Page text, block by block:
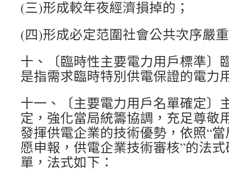
(三)形成較年夜經濟損掉的；
(四)形成必定范圍社會公共次序嚴
十、〔臨時性主要電力用戶標準〕
是指需求臨時特別供電保證的電力
十一、〔主要電力用戶名單確定〕
定，強化當局統籌協調，充足尊敬
發揮供電企業的技術優勢，依照“
愿申報，供電企業技術審核”的法
單，法式如下：